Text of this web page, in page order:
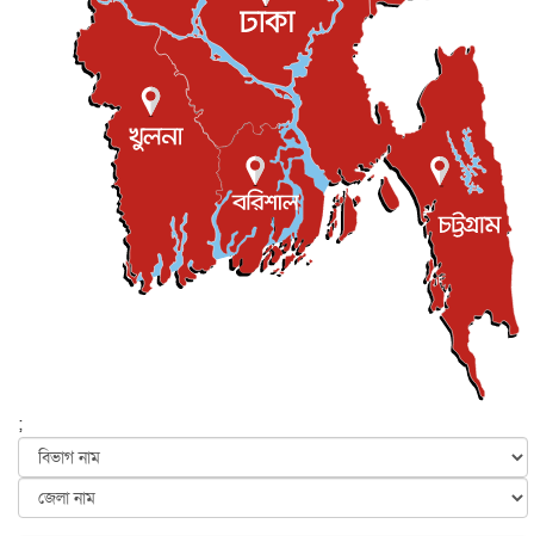
যুক্তরাজ্যে বসবাসরত জাতীয়তাবাদী কুলাউড়াবাসীর মত বিনিময়
সভা...
ইউকে কমিউনিটি ৫ আগস্ট, ২০২৬
প্রধানমন্ত্রীকে সৌদি আরব সফরের আমন্ত্রণ
জাতীয় ৫ আগস্ট, ২০২৬
জুলাই গণ-অভ্যুত্থান দিবস আজ, স্মরণে দেশজুড়ে কর্মসূচি
৫ আগস্ট, ২০২৬
জনগণ পরিবর্তন চেয়েছে বলেই জুলাই আন্দোলন সফল :
প্রধানমন্ত্রী
জাতীয় ৫ আগস্ট, ২০২৬
বেনজীর আহমেদের সঙ্গে পরীমনির ঘনিষ্ঠ সম্পর্ক ছিল : নাসির
৫ আগস্ট, ২০২৬
হরমুজ নিয়ে ইরান-মার্কিন চুক্তি হতে পারে আজ : মার্কিন অর্থমন...
আন্তর্জাতিক ৫ আগস্ট, ২০২৬
পৃথিবীর দিকে আসছে বিধ্বংসী বস্তু, পারমাণবিক বোমা দিয়ে করা
;